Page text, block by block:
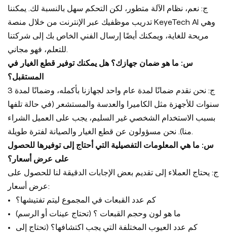
ج: نعم، نظام الآلة متطور، لكن التحكم سهل بالنسبة لك. يمكننا
تدريب موظفيك عبر الإنترنت من خلال منصة KeyeTech AI وهي
مريحة للغاية، ويمكنك أيضًا إرسال الفني الخاص بك إلى شركتنا
للتعلم، فهو مجاني.
س: ما هو ضمان جهازك؟ هل يمكنك توفير قطع الغيار في
المستقبل؟
ج: نحن نقدم ضمانًا لمدة عام واحد لجهازنا بأكمله، وضمانًا لمدة 3
سنوات للأجهزة مثل الكاميرا والعدسة والمستشعر (في حالة تلفها
بسبب الاستخدام الشخصي غير السليم، يجب على العميل الشراء
منا). نحن مسؤولون عن قطع الغيار والصيانة لفترة طويلة.
س: ما هي المعلومات التفصيلية التي أحتاج إلى توفيرها للحصول
على عرض أسعار؟
ج: يحتاج العملاء إلى تقديم بعض الإجابات الدقيقة لنا للحصول على
عرض أسعار:
كم عدد القبعات في المجموع ليتم تفتيشها؟
ما هو لون وحجم القبعات ؟ (تحتاج عينات أو الرسم)
كم عدد العيوب المختلفة التي يجب اكتشافها؟ (تحتاج إلى